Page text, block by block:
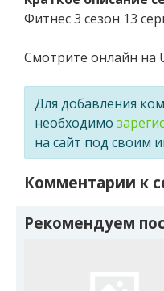
Фитнес 3 сезон 13
Смотрите онлайн на
Для добавления
необходимо
на сайт под своим
Комментарии к
Рекомендуем